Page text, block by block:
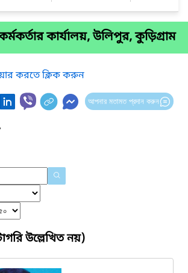
কার্যালয়, উলিপুর, কুড়িগ্রাম
করতে ক্লিক করুন
আপনার মতামত প্রদান করুন
উল্লেখিত নয়)